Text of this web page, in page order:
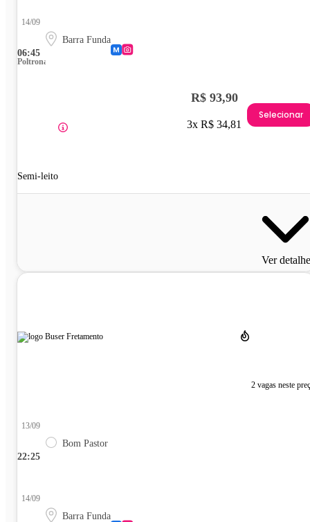
06:45
14/09
Barra Funda
Poltrona
Semi-leito
R$ 93,90
3x R$ 34,81
Selecionar
Ver
2 vagas neste
22:25
13/09
Bom Pastor
14/09
Barra Funda